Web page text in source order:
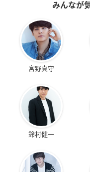
みんなが
宮野真守
鈴村健一